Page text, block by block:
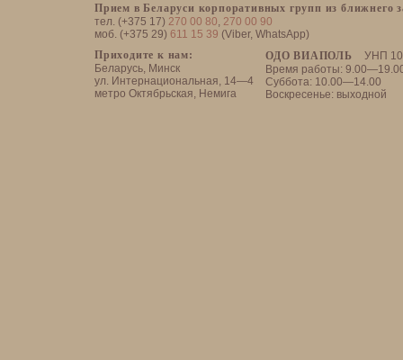
Прием в Беларуси корпоративных групп из ближнего
тел. (+375 17) 270 00 80, 270 00 90
моб. (+375 29) 611 15 39 (Viber, WhatsApp)
ОДО ВИАПОЛЬ
УНП
Время работы:
Суббота: 10.00—14.00
Воскресенье: выходной
Приходите к нам:
Беларусь, Минск
ул. Интернациональная, 14—4
метро Октябрьская, Немига